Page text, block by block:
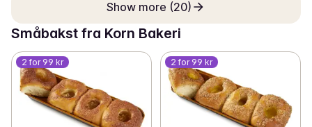
Show more (20)
Småbakst fra Korn Bakeri
2 for 99 kr 2 for 99 kr